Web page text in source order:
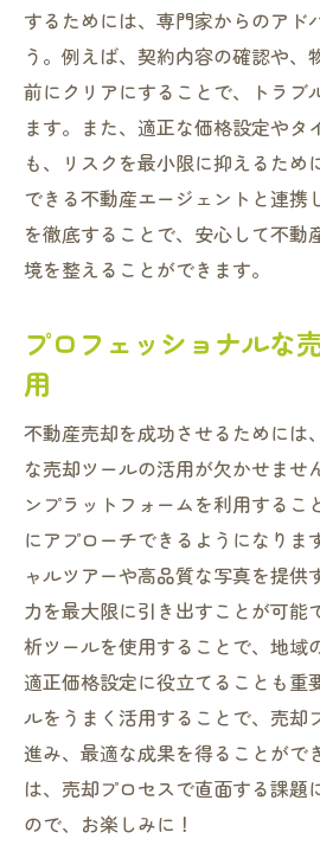
するためには、専門家からのアド
う。例えば、契約内容の確認や、
前にクリアにすることで、トラブ
ます。また、適正な価格設定やタ
も、リスクを最小限に抑えるため
できる不動産エージェントと連携
を徹底することで、安心して不動
境を整えることができます。
プロフェッショナルな
用
不動産売却を成功させるためには
な売却ツールの活用が欠かせませ
ンプラットフォームを利用するこ
にアプローチできるようになりま
ャルツアーや高品質な写真を提供
力を最大限に引き出すことが可能
析ツールを使用することで、地域
適正価格設定に役立てることも重
ルをうまく活用することで、売却
進み、最適な成果を得ることがで
は、売却プロセスで直面する課題
ので、お楽しみに！